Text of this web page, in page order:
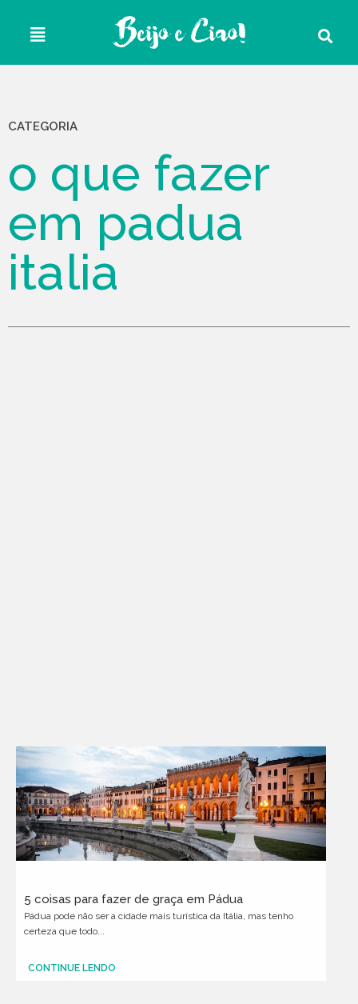
CATEGORIA
o que fazer
em padua
italia
5 coisas para fazer de graça em Pádua
Pádua pode não ser a cidade mais turística da Itália, mas tenho
certeza que todo...
CONTINUE LENDO